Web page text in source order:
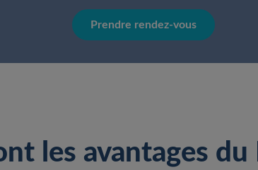
Prendre rendez-vous
les avantages du